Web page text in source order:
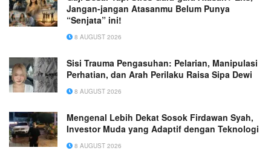
Jangan-jangan Atasanmu Belum Punya
“Senjata” ini!
8 AUGUST 2026
Sisi Trauma Pengasuhan: Pelarian, Manipulasi
Perhatian, dan Arah Perilaku Raisa Sipa Dewi
8 AUGUST 2026
Mengenal Lebih Dekat Sosok Firdawan Syah,
Investor Muda yang Adaptif dengan Teknologi
8 AUGUST 2026